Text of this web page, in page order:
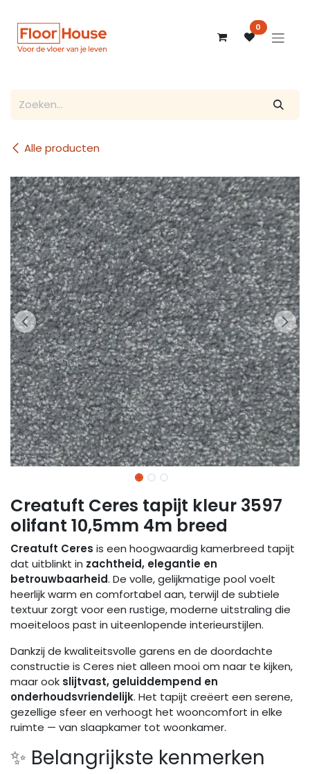
0
Alle producten
Creatuft Ceres tapijt kleur 3597
olifant 10,5mm 4m breed
Creatuft Ceres is een hoogwaardig kamerbreed tapijt
dat uitblinkt in zachtheid, elegantie en
betrouwbaarheid. De volle, gelijkmatige pool voelt
heerlijk warm en comfortabel aan, terwijl de subtiele
textuur zorgt voor een rustige, moderne uitstraling die
moeiteloos past in uiteenlopende interieurstijlen.
Dankzij de kwaliteitsvolle garens en de doordachte
constructie is Ceres niet alleen mooi om naar te kijken,
maar ook slijtvast, geluiddempend en
onderhoudsvriendelijk. Het tapijt creëert een serene,
gezellige sfeer en verhoogt het wooncomfort in elke
ruimte — van slaapkamer tot woonkamer.
✨ Belangrijkste kenmerken